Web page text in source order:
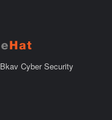
Bkav Cyber Security